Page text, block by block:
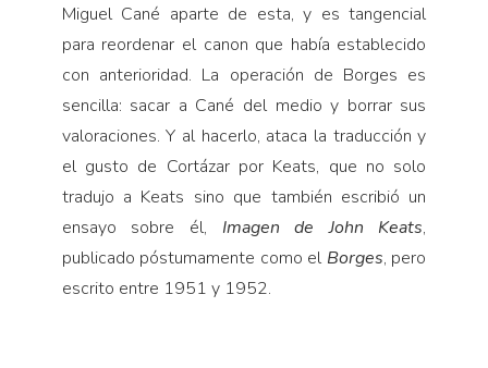
Miguel Cané aparte de esta, y es tangencial
para reordenar el canon que había establecido
con anterioridad. La operación de Borges es
sencilla: sacar a Cané del medio y borrar sus
valoraciones. Y al hacerlo, ataca la traducción y
el gusto de Cortázar por Keats, que no solo
tradujo a Keats sino que también escribió un
ensayo sobre él, Imagen de John Keats,
publicado póstumamente como el Borges, pero
escrito entre 1951 y 1952.